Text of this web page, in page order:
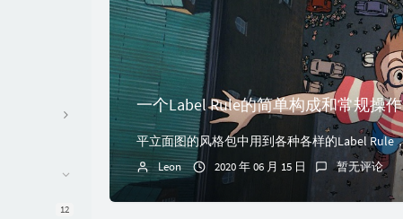
12
一个Label Rule的简单构成和常规操作
Leon 2020 年 06 月 15 日 暂无评论